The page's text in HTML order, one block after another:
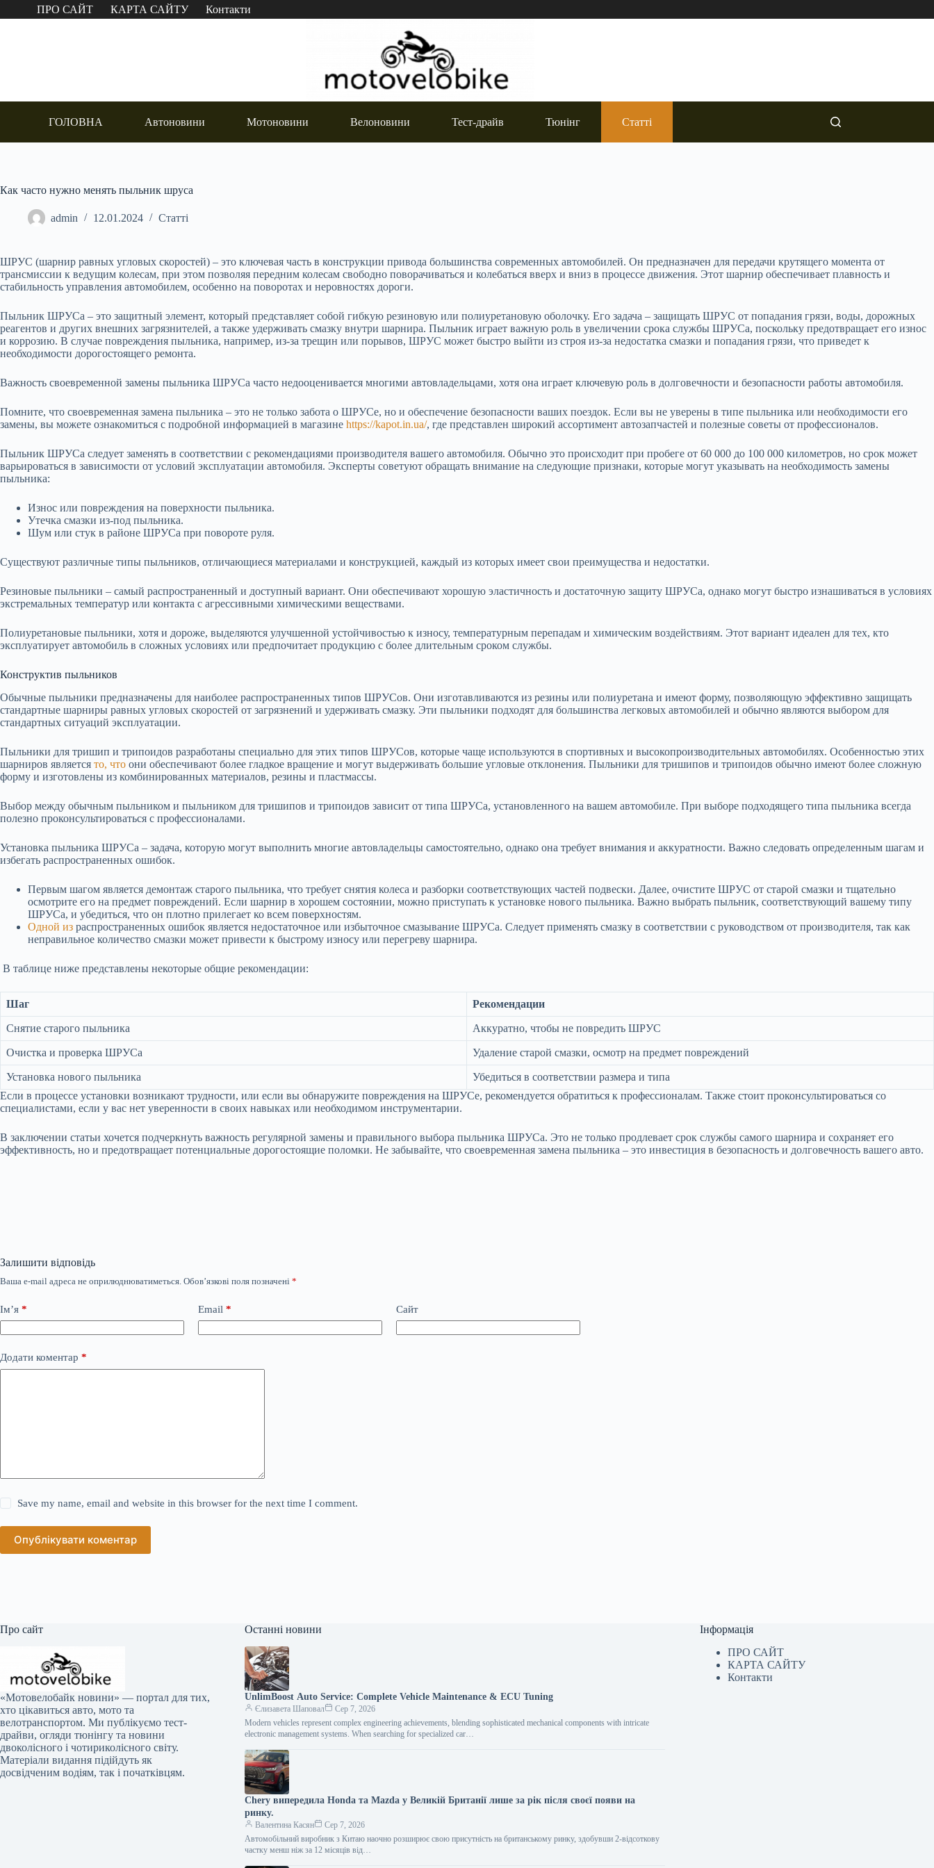
Перейти
до
ПРО САЙТ КАРТА САЙТУ Контакти
ГОЛОВНА Автоновини Мотоновини Велоновини Тест-драйв Тюнінг Статті
Как часто нужно менять пыльник шруса
admin 12.01.2024 Статті
ШРУС (шарнир равных угловых скоростей) – это ключевая часть в конструкции привода большинства современных автомобилей. Он предназначен для передачи крутящего момента от
трансмиссии к ведущим колесам, при этом позволяя передним колесам свободно поворачиваться и колебаться вверх и вниз в процессе движения. Этот шарнир обеспечивает плавность и
стабильность управления автомобилем, особенно на поворотах и неровностях дороги.
Пыльник ШРУСа – это защитный элемент, который представляет собой гибкую резиновую или полиуретановую оболочку. Его задача – защищать ШРУС от попадания грязи, воды, дорожных
реагентов и других внешних загрязнителей, а также удерживать смазку внутри шарнира. Пыльник играет важную роль в увеличении срока службы ШРУСа, поскольку предотвращает его износ
и коррозию. В случае повреждения пыльника, например, из-за трещин или порывов, ШРУС может быстро выйти из строя из-за недостатка смазки и попадания грязи, что приведет к
необходимости дорогостоящего ремонта.
Важность своевременной замены пыльника ШРУСа часто недооценивается многими автовладельцами, хотя она играет ключевую роль в долговечности и безопасности работы автомобиля.
Помните, что своевременная замена пыльника – это не только забота о ШРУСе, но и обеспечение безопасности ваших поездок. Если вы не уверены в типе пыльника или необходимости его
замены, вы можете ознакомиться с подробной информацией в магазине https://kapot.in.ua/, где представлен широкий ассортимент автозапчастей и полезные советы от профессионалов.
Пыльник ШРУСа следует заменять в соответствии с рекомендациями производителя вашего автомобиля. Обычно это происходит при пробеге от 60 000 до 100 000 километров, но срок может
варьироваться в зависимости от условий эксплуатации автомобиля. Эксперты советуют обращать внимание на следующие признаки, которые могут указывать на необходимость замены
пыльника:
Износ или повреждения на поверхности пыльника.
Утечка смазки из-под пыльника.
Шум или стук в районе ШРУСа при повороте руля.
Существуют различные типы пыльников, отличающиеся материалами и конструкцией, каждый из которых имеет свои преимущества и недостатки.
Резиновые пыльники – самый распространенный и доступный вариант. Они обеспечивают хорошую эластичность и достаточную защиту ШРУСа, однако могут быстро изнашиваться в условиях
экстремальных температур или контакта с агрессивными химическими веществами.
Полиуретановые пыльники, хотя и дороже, выделяются улучшенной устойчивостью к износу, температурным перепадам и химическим воздействиям. Этот вариант идеален для тех, кто
эксплуатирует автомобиль в сложных условиях или предпочитает продукцию с более длительным сроком службы.
Конструктив пыльников
Обычные пыльники предназначены для наиболее распространенных типов ШРУСов. Они изготавливаются из резины или полиуретана и имеют форму, позволяющую эффективно защищать
стандартные шарниры равных угловых скоростей от загрязнений и удерживать смазку. Эти пыльники подходят для большинства легковых автомобилей и обычно являются выбором для
стандартных ситуаций эксплуатации.
Пыльники для тришип и трипоидов разработаны специально для этих типов ШРУСов, которые чаще используются в спортивных и высокопроизводительных автомобилях. Особенностью этих
шарниров является то, что они обеспечивают более гладкое вращение и могут выдерживать большие угловые отклонения. Пыльники для тришипов и трипоидов обычно имеют более сложную
форму и изготовлены из комбинированных материалов, резины и пластмассы.
Выбор между обычным пыльником и пыльником для тришипов и трипоидов зависит от типа ШРУСа, установленного на вашем автомобиле. При выборе подходящего типа пыльника всегда
полезно проконсультироваться с профессионалами.
Установка пыльника ШРУСа – задача, которую могут выполнить многие автовладельцы самостоятельно, однако она требует внимания и аккуратности. Важно следовать определенным шагам и
избегать распространенных ошибок.
Первым шагом является демонтаж старого пыльника, что требует снятия колеса и разборки соответствующих частей подвески. Далее, очистите ШРУС от старой смазки и тщательно
осмотрите его на предмет повреждений. Если шарнир в хорошем состоянии, можно приступать к установке нового пыльника. Важно выбрать пыльник, соответствующий вашему типу
ШРУСа, и убедиться, что он плотно прилегает ко всем поверхностям.
Одной из распространенных ошибок является недостаточное или избыточное смазывание ШРУСа. Следует применять смазку в соответствии с руководством от производителя, так как
неправильное количество смазки может привести к быстрому износу или перегреву шарнира.
В таблице ниже представлены некоторые общие рекомендации:
Шаг Рекомендации
Снятие старого пыльника Аккуратно, чтобы не повредить ШРУС
Очистка и проверка ШРУСа Удаление старой смазки, осмотр на предмет повреждений
Установка нового пыльника
Убедиться в соответствии размера и типа
Если в процессе установки возникают трудности, или если вы обнаружите повреждения на ШРУСе, рекомендуется обратиться к профессионалам. Также стоит проконсультироваться со
специалистами, если у вас нет уверенности в своих навыках или необходимом инструментарии.
В заключении статьи хочется подчеркнуть важность регулярной замены и правильного выбора пыльника ШРУСа. Это не только продлевает срок службы самого шарнира и сохраняет его
эффективность, но и предотвращает потенциальные дорогостоящие поломки. Не забывайте, что своевременная замена пыльника – это инвестиция в безопасность и долговечность вашего авто.
Залишити відповідь
Ваша e-mail адреса не оприлюднюватиметься. Обов’язкові поля позначені *
Ім’я * Email * Сайт
Додати коментар *
Save my name, email and website in this browser for the next time I comment.
Опублікувати коментар
Про сайт
«Мотовелобайк новини» — портал для тих,
хто цікавиться авто, мото та
велотранспортом. Ми публікуємо тест-
драйви, огляди тюнінгу та новини
двоколісного і чотириколісного світу.
Матеріали видання підійдуть як
досвідченим водіям, так і початківцям.
Останні новини
UnlimBoost Auto Service: Complete Vehicle Maintenance & ECU Tuning
Єлизавета Шаповал
Сер 7, 2026
Modern vehicles represent complex engineering achievements, blending sophisticated mechanical components with intricate
electronic management systems. When searching for specialized car…
Chery випередила Honda та Mazda у Великій Британії лише за рік після своєї появи на
ринку.
Валентина Касян
Сер 7, 2026
Автомобільний виробник з Китаю наочно розширює свою присутність на британському ринку, здобувши 2-відсоткову
частку менш ніж за 12 місяців від…
Інформація
ПРО САЙТ
КАРТА САЙТУ
Контакти